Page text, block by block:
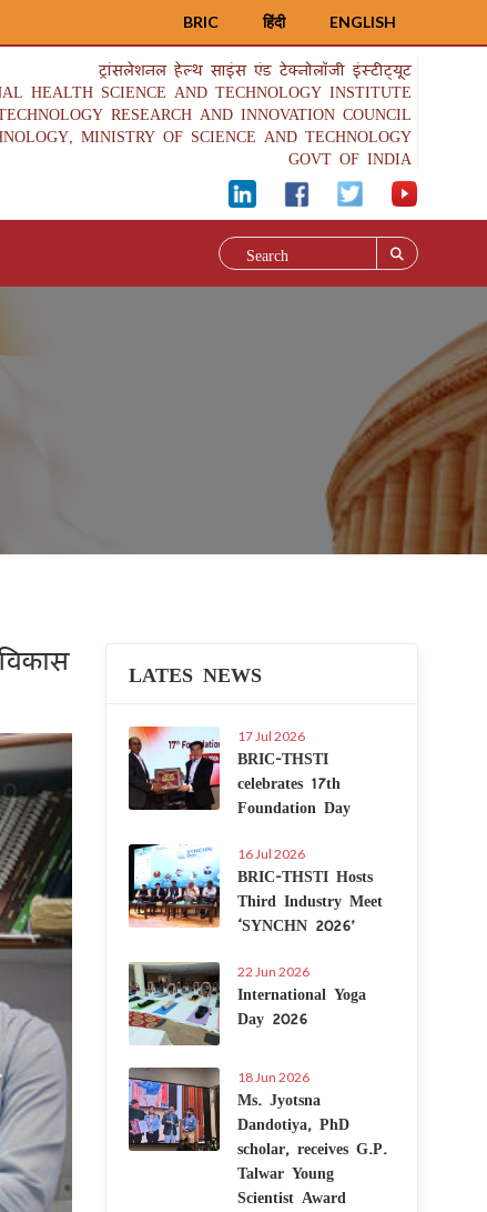
ENGLISH
हिंदी
BRIC
ट्रांसलेशनल हेल्थ साइंस एंड टेक्नोलॉजी इंस्टीट्यूट
HEALTH SCIENCE AND TECHNOLOGY INSTITUTE
RESEARCH AND INNOVATION COUNCIL
MINISTRY OF SCIENCE AND TECHNOLOGY
GOVT OF INDIA
LATES NEWS
17 Jul 2026
BRIC-THSTI
celebrates 17th
Foundation Day
16 Jul 2026
BRIC-THSTI Hosts
Third Industry Meet
‘SYNCHN 2026’
22 Jun 2026
International Yoga
Day 2026
18 Jun 2026
Ms. Jyotsna
Dandotiya, PhD
scholar, receives G.P.
Talwar Young
Scientist Award